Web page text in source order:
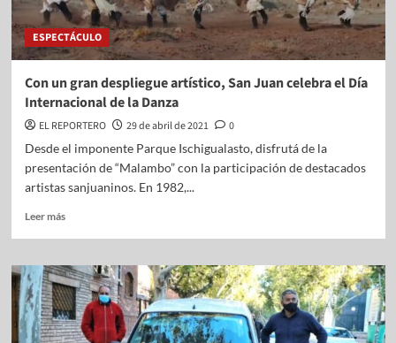
ESPECTÁCULO
Con un gran despliegue artístico, San Juan celebra el Día
Internacional de la Danza
EL REPORTERO 29 de abril de 2021
0
Desde el imponente Parque Ischigualasto, disfrutá de la
presentación de “Malambo” con la participación de destacados
artistas sanjuaninos. En 1982,...
Leer más